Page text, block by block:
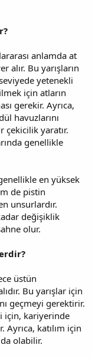
anlamda at
alır. Bu yarışların
yetenekli
için atların
gerekir. Ayrıca,
havuzlarını
çekicilik yaratır.
genellikle
en yüksek
de pistin
unsurlardır.
değişiklik
olur.
üstün
Bu yarışlar için
geçmeyi gerektirir.
için, kariyerinde
katılım için
da olabilir.